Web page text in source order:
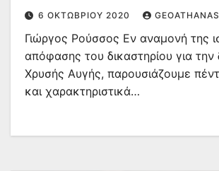
6 ΟΚΤΩΒΡΊΟΥ 2020 GEOATHANAS
Γιώργος Ρούσσος Εν αναμονή της
απόφασης του δικαστηρίου για την
Χρυσής Αυγής, παρουσιάζουμε
και χαρακτηριστικά…